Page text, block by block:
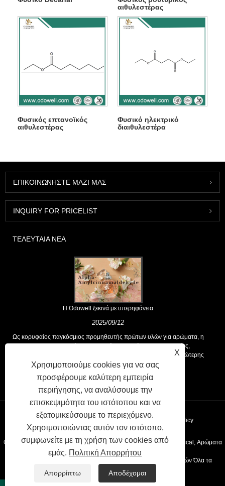
αιθυλεστέρας
Φυσικός επτανοϊκός
αιθυλεστέρας
Φυσικό ηλεκτρικό
διαιθυλεστέρα
ΕΠΙΚΟΙΝΩΝΉΣΤΕ ΜΑΖΊ ΜΑΣ
INQUIRY FOR PRICELIST
ΤΕΛΕΥΤΑΊΑ ΝΈΑ
Η Odowell ξεκινά με υπερηφάνεια
2025/09/12
Ως κορυφαίος παγκόσμιος προμηθευτής πρώτων υλών για αρώματα, η
Odowell υποστηρίζει μια βασική φιλοσοφία της "καινοτομίας,
επικεντρωμένης στην ποιότητα", που παρέχει σταθερά λύσεις ανώτερης
αρωτικής στους πελάτες παγκοσμίως.
Συνδέσεις XML Privacy Policy
Copyright © 2020 Kunshan Odowell CO., Ltd - China Aroma Chemical, Αρώματα
Συστατικά Κατασκευαστές, Προμηθευτές Αιθευελιού Προμηθευτών Όλα τα
δικαιώματα διατηρούνται.
X
Χρησιμοποιούμε cookies για να σας
προσφέρουμε καλύτερη εμπειρία
περιήγησης, να αναλύσουμε την
επισκεψιμότητα του ιστότοπου και να
εξατομικεύσουμε το περιεχόμενο.
Χρησιμοποιώντας αυτόν τον ιστότοπο,
συμφωνείτε με τη χρήση των cookies από
εμάς. Πολιτική Απορρήτου
Απορρίπτω Αποδέχομαι